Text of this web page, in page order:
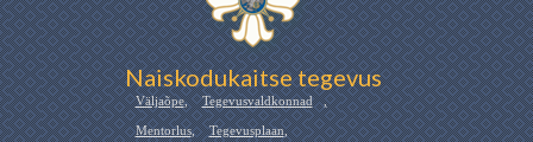
Naiskodukaitse tegevus
Väljaõpe, Tegevusvaldkonnad ,
Mentorlus, Tegevusplaan,